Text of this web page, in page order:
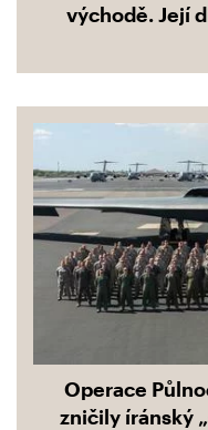
východě. Její
Operace
zničily íránský